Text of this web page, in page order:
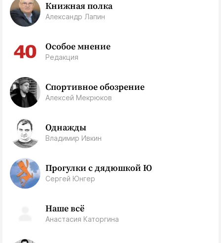
Книжная полка
Александр Лапин
Особое мнение
Редакция
Спортивное обозрение
Алексей Мекрюков
Однажды
Владимир Ивкин
Прогулки с дядюшкой Ю
Сергей Юнгер
Наше всё
Анастасия Каторгина